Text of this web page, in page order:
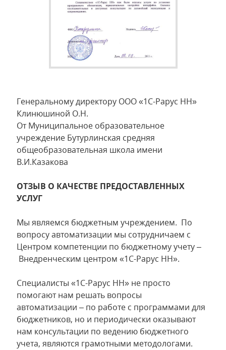
Генеральному директору ООО «1С-Рарус НН»
Клинюшиной О.Н.
От Муниципальное образовательное
учреждение Бутурлинская средняя
общеобразовательная школа имени
В.И.Казакова
ОТЗЫВ О КАЧЕСТВЕ ПРЕДОСТАВЛЕННЫХ
УСЛУГ
Мы являемся бюджетным учреждением. По
вопросу автоматизации мы сотрудничаем с
Центром компетенции по бюджетному учету –
Внедренческим центром «1С-Рарус НН».
Специалисты «1С-Рарус НН» не просто
помогают нам решать вопросы
автоматизации – по работе с программами для
бюджетников, но и периодически оказывают
нам консультации по ведению бюджетного
учета, являются грамотными методологами.